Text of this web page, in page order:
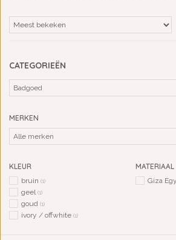
CATEGORIEËN
MERKEN
KLEUR
bruin (1)
geel(1)
goud (1)
ivory / offwhite (1)
MATERIAAL
Giza